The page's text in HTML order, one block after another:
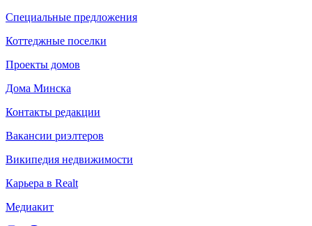
Специальные предложения
Коттеджные поселки
Проекты домов
Дома Минска
Контакты редакции
Вакансии риэлтеров
Википедия недвижимости
Карьера в Realt
Медиакит